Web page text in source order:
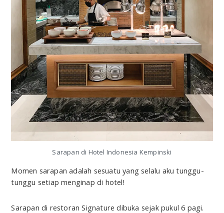
Sarapan di Hotel Indonesia Kempinski
Momen sarapan adalah sesuatu yang selalu aku tunggu-
tunggu setiap menginap di hotel!
Sarapan di restoran Signature dibuka sejak pukul 6 pagi.